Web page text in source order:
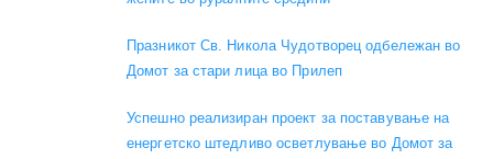
Празникот Св. Никола Чудотворец одбележан во
Домот за стари лица во Прилеп
Успешно реализиран проект за поставување на
енергетско штедливо осветлување во Домот за